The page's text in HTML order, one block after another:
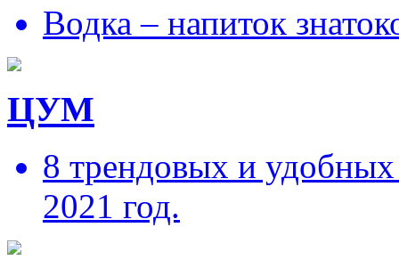
Водка – напиток
ЦУМ
8 трендовых и удобных
2021 год.